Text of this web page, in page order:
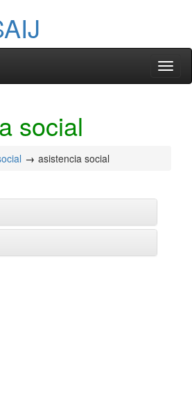
social
asistencia social